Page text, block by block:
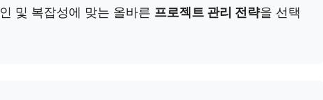
및 복잡성에 맞는 올바른 프로젝트 관리 전략을 선택